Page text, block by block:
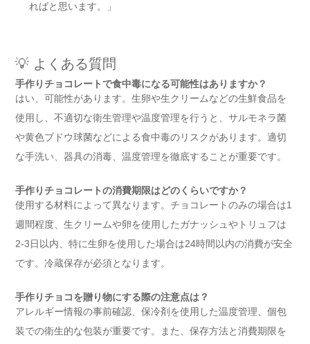
ればと思います。」
💡 よくある質問
手作りチョコレートで食中毒になる可能性はありますか？
はい、可能性があります。生卵や生クリームなどの生鮮食品を
使用し、不適切な衛生管理や温度管理を行うと、サルモネラ菌
や黄色ブドウ球菌などによる食中毒のリスクがあります。適切
な手洗い、器具の消毒、温度管理を徹底することが重要です。
手作りチョコレートの消費期限はどのくらいですか？
使用する材料によって異なります。チョコレートのみの場合は1
週間程度、生クリームや卵を使用したガナッシュやトリュフは
2-3日以内、特に生卵を使用した場合は24時間以内の消費が安全
です。冷蔵保存が必須となります。
手作りチョコを贈り物にする際の注意点は？
アレルギー情報の事前確認、保冷剤を使用した温度管理、個包
装での衛生的な包装が重要です。また、保存方法と消費期限を